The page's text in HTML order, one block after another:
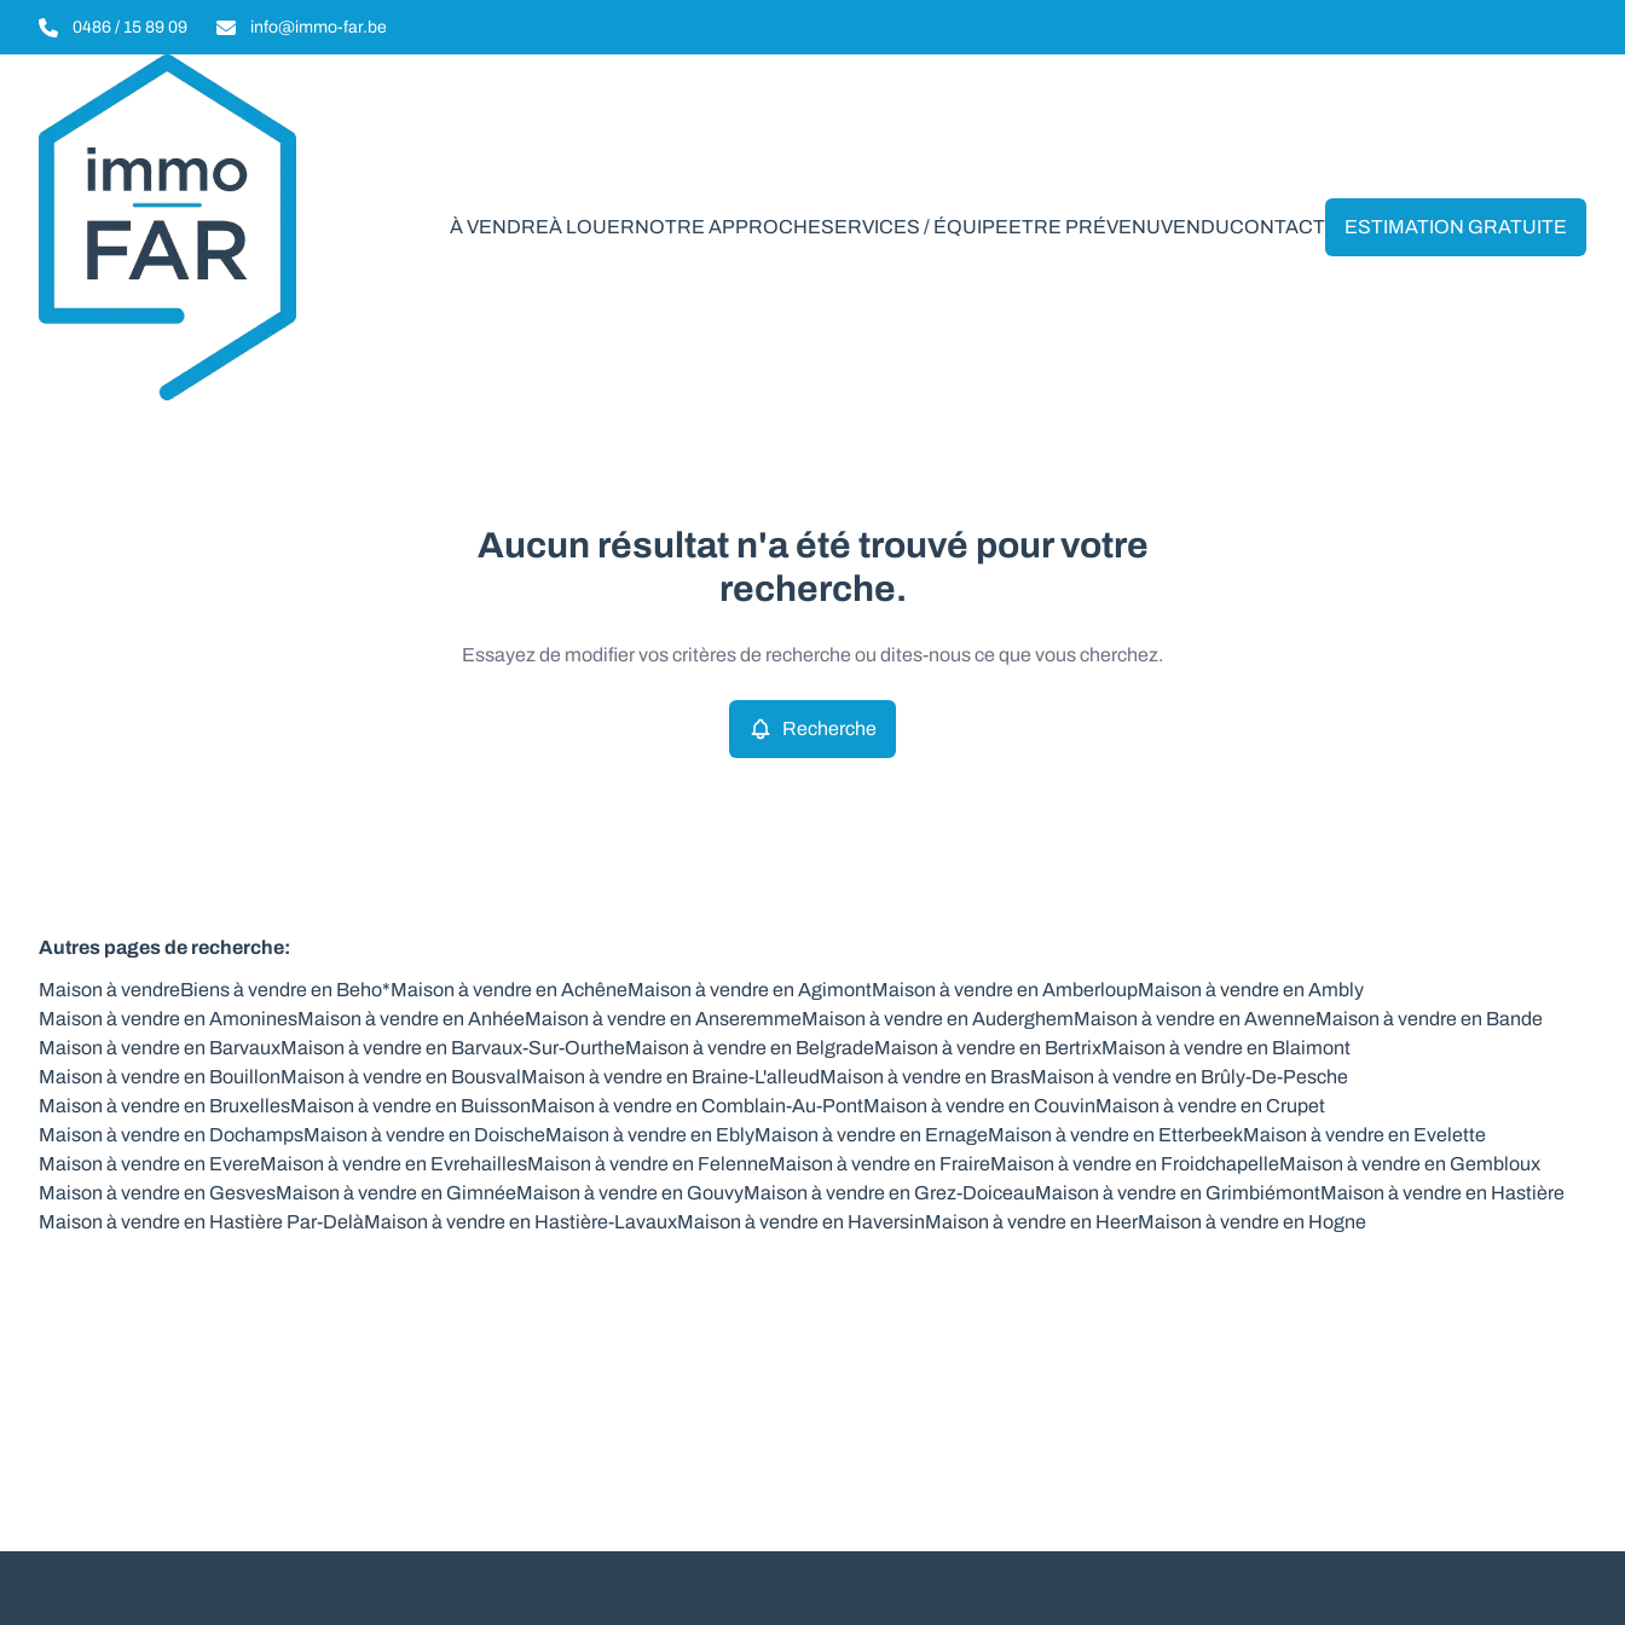
Aller au contenu principal
0486 / 15 89 09 info@immo-far.be
À VENDREÀ LOUERNOTRE APPROCHESERVICES / ÉQUIPEETRE PRÉVENUVENDUCONTACT ESTIMATION GRATUITE
Aucun résultat n'a été trouvé pour votre
recherche.
Essayez de modifier vos critères de recherche ou dites-nous ce que vous cherchez.
Recherche
Autres pages de recherche:
Maison à vendreBiens à vendre en Beho*Maison à vendre en AchêneMaison à vendre en AgimontMaison à vendre en AmberloupMaison à vendre en Ambly
Maison à vendre en AmoninesMaison à vendre en AnhéeMaison à vendre en AnseremmeMaison à vendre en AuderghemMaison à vendre en AwenneMaison à vendre en Bande
Maison à vendre en BarvauxMaison à vendre en Barvaux-Sur-OurtheMaison à vendre en BelgradeMaison à vendre en BertrixMaison à vendre en Blaimont
Maison à vendre en BouillonMaison à vendre en BousvalMaison à vendre en Braine-L'alleudMaison à vendre en BrasMaison à vendre en Brûly-De-Pesche
Maison à vendre en BruxellesMaison à vendre en BuissonMaison à vendre en Comblain-Au-PontMaison à vendre en CouvinMaison à vendre en Crupet
Maison à vendre en DochampsMaison à vendre en DoischeMaison à vendre en EblyMaison à vendre en ErnageMaison à vendre en EtterbeekMaison à vendre en Evelette
Maison à vendre en EvereMaison à vendre en EvrehaillesMaison à vendre en FelenneMaison à vendre en FraireMaison à vendre en FroidchapelleMaison à vendre en Gembloux
Maison à vendre en GesvesMaison à vendre en GimnéeMaison à vendre en GouvyMaison à vendre en Grez-DoiceauMaison à vendre en GrimbiémontMaison à vendre en Hastière
Maison à vendre en Hastière Par-DelàMaison à vendre en Hastière-LavauxMaison à vendre en HaversinMaison à vendre en HeerMaison à vendre en Hogne